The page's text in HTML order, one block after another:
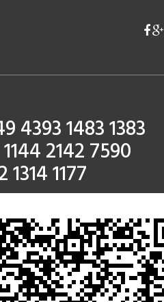
4393 1483 1383
2142 7590
1177